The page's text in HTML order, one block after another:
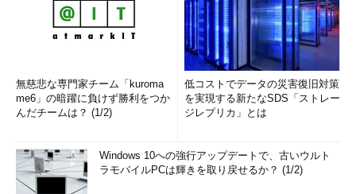
無慈悲な専門家チーム「kuroma
me6」の暗躍に負けず勝利をつか
んだチームは？ (1/2)
低コストでデータの災害復旧対策
を実現する新たなSDS「ストレー
ジレプリカ」とは
Windows 10への強行アップデートで、古いウルト
ラモバイルPCは輝きを取り戻せるか？ (1/2)